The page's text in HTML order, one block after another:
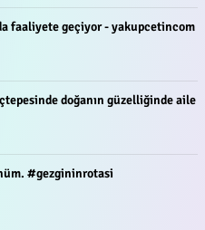
faaliyete geçiyor - yakupcetincom
doğanın güzelliğinde aile
#gezgininrotasi